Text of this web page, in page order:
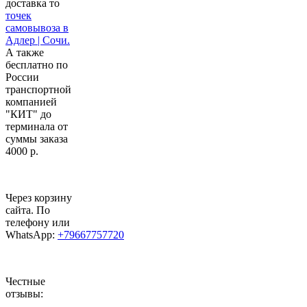
доставка то
точек
самовывоза в
Адлер | Сочи.
А также
бесплатно по
России
транспортной
компанией
"КИТ" до
терминала от
суммы заказа
4000 р.
Через корзину
сайта. По
телефону или
WhatsApp: +79667757720
Честные
отзывы: